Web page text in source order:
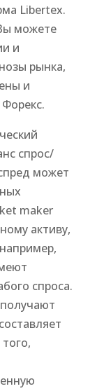
Libertex.
можете
и
рынка,
и
спрос/
может
maker
активу,
спроса.